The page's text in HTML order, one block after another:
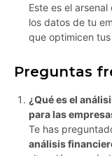
Este es el
los datos de tu
que optimicen
Preguntas
¿Qué es el
para las
Te has
análisis